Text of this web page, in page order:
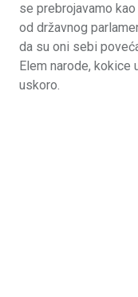
se prebrojavamo
od državnog
da su oni sebi
Elem narode, kokice
uskoro.